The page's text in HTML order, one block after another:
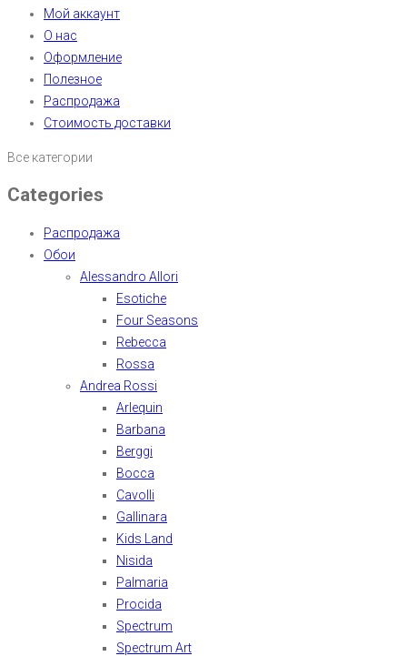
Мой аккаунт
О нас
Оформление
Полезное
Распродажа
Стоимость доставки
Все категории
Categories
Распродажа
Обои
Alessandro Allori
Esotiche
Four Seasons
Rebecca
Rossa
Andrea Rossi
Arlequin
Barbana
Berggi
Bocca
Cavolli
Gallinara
Kids Land
Nisida
Palmaria
Procida
Spectrum
Spectrum Art